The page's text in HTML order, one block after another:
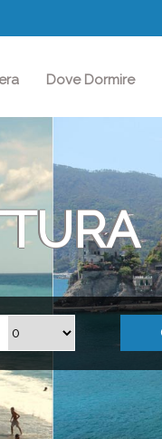
Dove Dormire